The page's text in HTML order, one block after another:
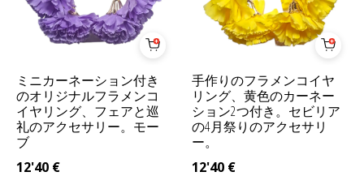
ミニカーネーション付き
のオリジナルフラメンコ
イヤリング、フェアと巡
礼のアクセサリー。モー
ブ
12'40 €
手作りのフラメンコイヤ
リング、黄色のカーネー
ション2つ付き。セビリア
の4月祭りのアクセサリ
ー。
12'40 €